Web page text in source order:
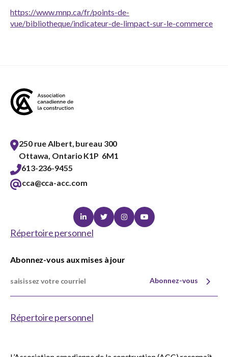
https://www.mnp.ca/fr/points-de-
vue/bibliotheque/indicateur-de-limpact-sur-le-commerce
250 rue Albert, bureau 300
Ottawa, Ontario K1P 6M1
613-236-9455
cca@cca-acc.com
LinkedinTwitterInstagramYoutube
Répertoire personnel
Abonnez-vous aux mises à jour
Abonnez-vous
Répertoire personnel